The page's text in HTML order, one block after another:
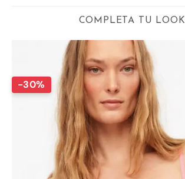
COMPLETA TU LOOK
-30%